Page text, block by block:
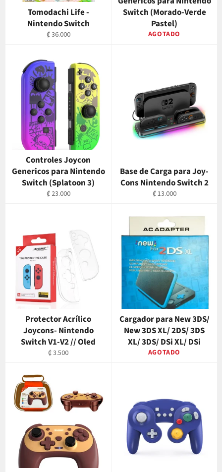
Tomodachi Life -
Nintendo Switch
Precio
₡ 36.000
Switch (Morado-Verde
Pastel)
AGOTADO
Controles Joycon
Genericos para Nintendo
Switch (Splatoon 3)
Precio
₡ 23.000
Base de Carga para Joy-
Cons Nintendo Switch 2
Precio
₡ 13.000
Protector Acrílico
Joycons- Nintendo
Switch V1-V2 // Oled
Precio
₡ 3.500
Cargador para New 3DS/
New 3DS XL/ 2DS/ 3DS
XL/ 3DS/ DSi XL/ DSi
AGOTADO